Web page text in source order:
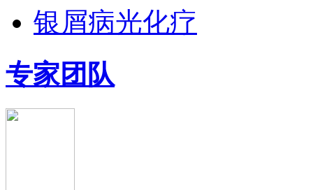
银屑病光化疗
专家团队